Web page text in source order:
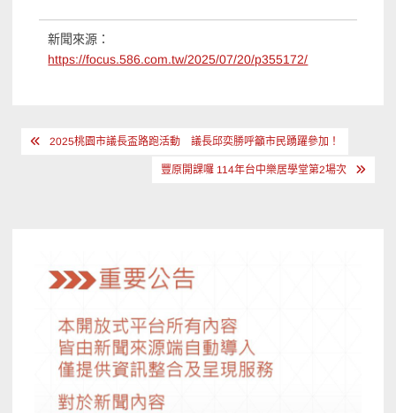
新聞來源：
https://focus.586.com.tw/2025/07/20/p355172/
文 2025桃園市議長盃路跑活動 議長邱奕勝呼籲市民踴躍參加！
豐原開課囉 114年台中樂居學堂第2場次